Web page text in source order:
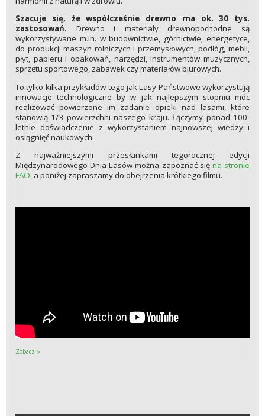
Szacuje się, że współcześnie drewno ma ok. 30 tys.
zastosowań. Drewno i materiały drewnopochodne są
wykorzystywane m.in. w budownictwie, górnictwie, energetyce,
do produkcji maszyn rolniczych i przemysłowych, podłóg, mebli,
płyt, papieru i opakowań, narzędzi, instrumentów muzycznych,
sprzętu sportowego, zabawek czy materiałów biurowych.
To tylko kilka przykładów tego jak Lasy Państwowe wykorzystują
innowacje technologiczne by w jak najlepszym stopniu móc
realizować powierzone im zadanie opieki nad lasami, które
stanowią 1/3 powierzchni naszego kraju. Łączymy ponad 100-
letnie doświadczenie z wykorzystaniem najnowszej wiedzy i
osiągnięć naukowych.
Z najważniejszymi przesłankami tegorocznej edycji
Międzynarodowego Dnia Lasów można zapoznać się na stronie
FAO, a poniżej zapraszamy do obejrzenia krótkiego filmu.
Zobacz »